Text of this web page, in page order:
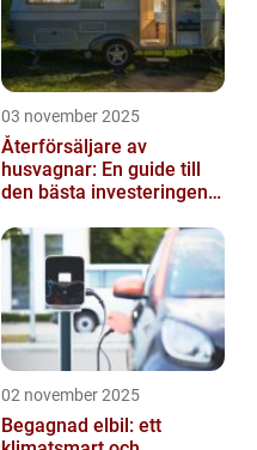
03 november 2025
Återförsäljare av
husvagnar: En guide till
den bästa investeringen
02 november 2025
Begagnad elbil: ett